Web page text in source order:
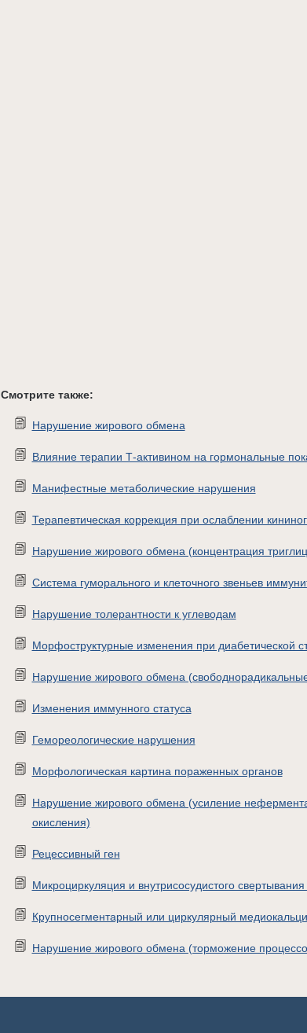
Смотрите также:
Нарушение жирового обмена
Влияние терапии Т-активином на гормональные
Манифестные метаболические нарушения
Терапевтическая коррекция при ослаблении
Нарушение жирового обмена (концентрация
Система гуморального и клеточного звеньев
Нарушение толерантности к углеводам
Морфоструктурные изменения при диабетической
Нарушение жирового обмена
Изменения иммунного статуса
Гемореологические нарушения
Морфологическая картина пораженных органов
Нарушение жирового обмена (усиление
окисления)
Рецессивный ген
Микроциркуляция и внутрисосудистого свертывания
Крупносегментарный или циркулярный
Нарушение жирового обмена (торможение